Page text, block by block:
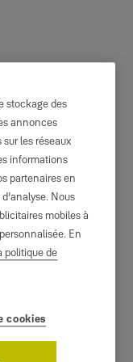
vos données
relative à
pour vous aider.
stockage des
annonces
les réseaux
informations
partenaires en
Nous
mobiles à
En
politique de
cookies